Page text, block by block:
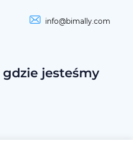
info@bimally.com
gdzie jesteśmy